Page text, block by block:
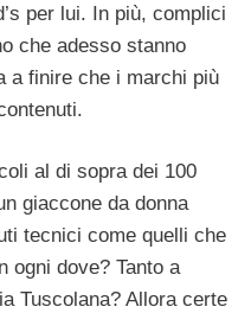
per lui. In più, complici
che adesso stanno
a finire che i marchi più
al di sopra dei 100
giaccone da donna
tecnici come quelli che
ogni dove? Tanto a
Tuscolana? Allora certe